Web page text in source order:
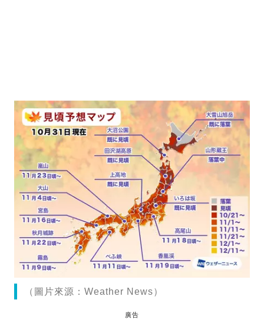
（圖片來源：Weather News）
廣告